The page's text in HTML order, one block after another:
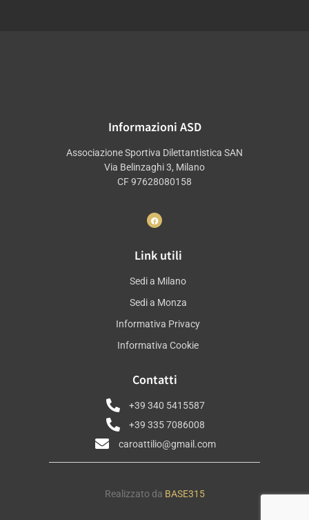
Informazioni ASD
Associazione Sportiva Dilettantistica SAN
Via Belinzaghi 3, Milano
CF 97628080158
Link utili
Sedi a Milano
Sedi a Monza
Informativa Privacy
Informativa Cookie
Contatti
+39 340 5415587
+39 335 7086008
caroattilio@gmail.com
Realizzato da BASE315